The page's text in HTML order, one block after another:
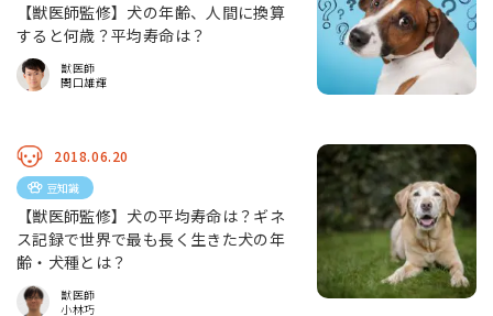
【獣医師監修】犬の年齢、人間に換算
すると何歳？平均寿命は？
獣医師
関口雄輝
2018.06.20
豆知識
【獣医師監修】犬の平均寿命は？ギネ
ス記録で世界で最も長く生きた犬の年
齢・犬種とは？
獣医師
小林巧